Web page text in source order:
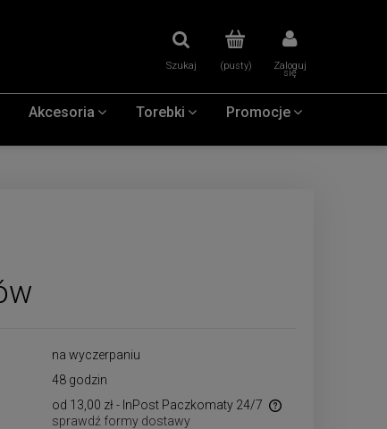
(pusty) Zaloguj
się
Szukaj
Akcesoria Torebki Promocje
na wyczerpaniu
48 godzin
od 13,00 zł - InPost Paczkomaty 24/7
sprawdź formy dostawy